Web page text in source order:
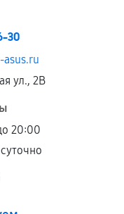
30
asus.ru
ул., 2В
20:00